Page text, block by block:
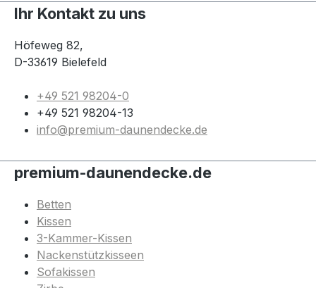
Ihr Kontakt zu uns
Höfeweg 82,
D-33619 Bielefeld
+49 521 98204-0
+49 521 98204-13
info@premium-daunendecke.de
premium-daunendecke.de
Betten
Kissen
3-Kammer-Kissen
Nackenstützkisseen
Sofakissen